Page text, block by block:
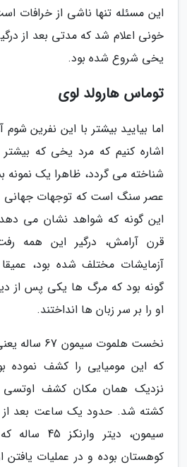
این مسئله تنها ناشی از خرافات
خونی اعلام شد که مدتی بعد از
یخی شروع شده بود.
توماس هارولد لوی
اما بیایید بیشتر با این نفرین شوم
شناخته می گردد، ظاهرا یک نمونه
عصر سنگ است که توجهات جهانی
قرن آرامش، درگیر این همه
آزمایشات مختلف شده بود،
گونه بود که مرگ ها یکی پس از
او را بر سر زبان ها انداختند.
نخست هلموت
که این مومیایی را کشف نموده
نزدیک همان مکان کشف
کشته شد. حدود یک ساعت بعد از
سیمون،
کوهستان بوده و در عملیات یافتن